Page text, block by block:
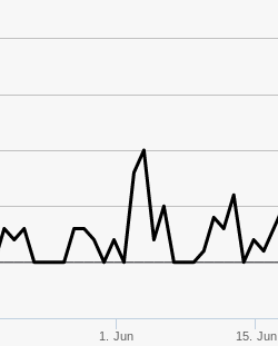
1. Jun
15. Jun